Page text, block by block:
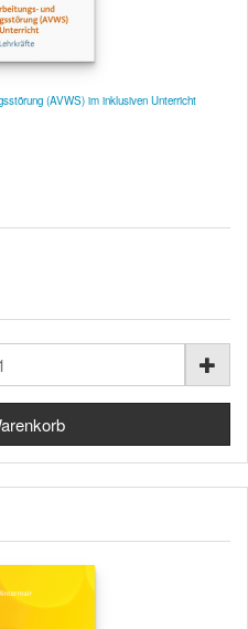
(AVWS) im inklusiven Unterricht